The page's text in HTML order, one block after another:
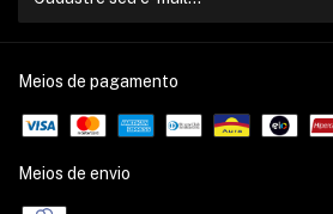
Meios de pagamento
Meios de envio